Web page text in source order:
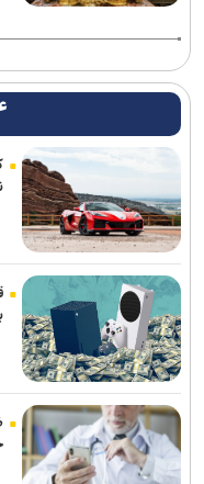
واشنگتن‌پست: ترامپ در
۲۰۲۸ حمایت می‌کند
قشقاوی: آمریکا یک هفته
انفجار‌های پیاپی در
و حضرموت
برنی سندرز: ترامپ